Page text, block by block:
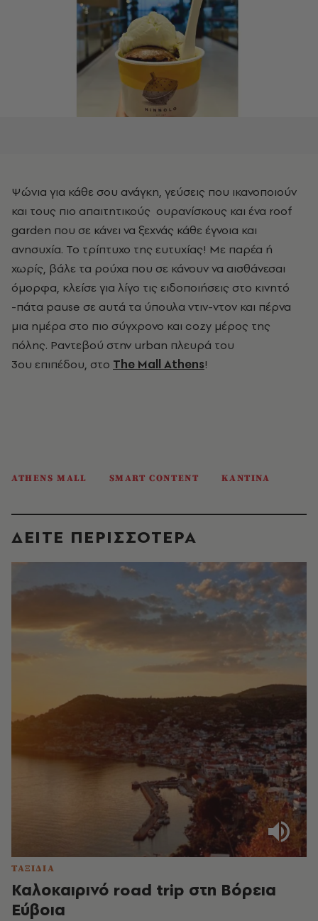
Ψώνια για κάθε σου ανάγκη, γεύσεις που ικανοποιούν
και τους πιο απαιτητικούς ουρανίσκους και ένα roof
garden που σε κάνει να ξεχνάς κάθε έγνοια και
ανησυχία. Το τρίπτυχο της ευτυχίας! Με παρέα ή
χωρίς, βάλε τα ρούχα που σε κάνουν να αισθάνεσαι
όμορφα, κλείσε για λίγο τις ειδοποιήσεις στο κινητό
-πάτα pause σε αυτά τα ύπουλα ντιν-ντον και πέρνα
μια ημέρα στο πιο σύγχρονο και cozy μέρος της
πόλης. Ραντεβού στην urban πλευρά του
3ου επιπέδου, στο The Mall Athens!
ATHENS MALL SMART CONTENT ΚΑΝΤΙΝΑ
ΔΕΙΤΕ ΠΕΡΙΣΣΟΤΕΡΑ
ΤΑΞΙΔΙΑ
Καλοκαιρινό road trip στη Βόρεια
Εύβοια